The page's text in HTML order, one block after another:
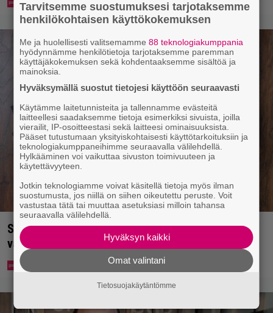
Syötkö perunoita näin? Tutkijat löysivät yhteyden
vakavaan kansansairauteen
Tarvitsemme suostumuksesi tarjotaksemme
henkilökohtaisen käyttökokemuksen
Me ja huolellisesti valitsemamme88 teknologiakumppania
hyödynnämme henkilötietoja tarjotaksemme paremman
käyttäjäkokemuksen sekä kohdentaaksemme sisältöä ja
mainoksia.
Hyväksymällä suostut tietojesi käyttöön seuraavasti
Käytämme laitetunnisteita ja tallennamme evästeitä
laitteellesi saadaksemme tietoja esimerkiksi sivuista, joilla
vierailit, IP-osoitteestasi sekä laitteesi ominaisuuksista.
Pääset tutustumaan yksityiskohtaisesti käyttötarkoituksiin ja
teknologiakumppaneihimme seuraavalla välilehdellä.
Hylkääminen voi vaikuttaa sivuston toimivuuteen ja
käytettävyyteen.
Jotkin teknologiamme voivat käsitellä tietoja myös ilman
suostumusta, jos niillä on siihen oikeutettu peruste. Voit
vastustaa tätä tai muuttaa asetuksiasi milloin tahansa
seuraavalla välilehdellä.
Hyväksyn kaikki
Omat valintani
Tietosuojakäytäntömme